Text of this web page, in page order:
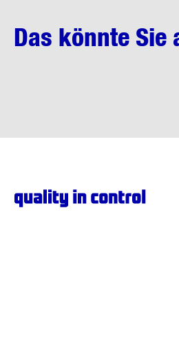
Das könnte Sie